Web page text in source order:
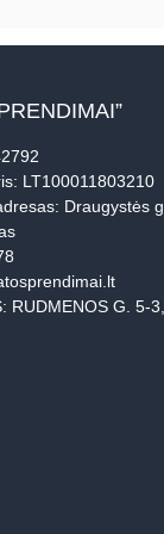
LT100011803210
Draugystės g.
RUDMENOS G. 5-3,